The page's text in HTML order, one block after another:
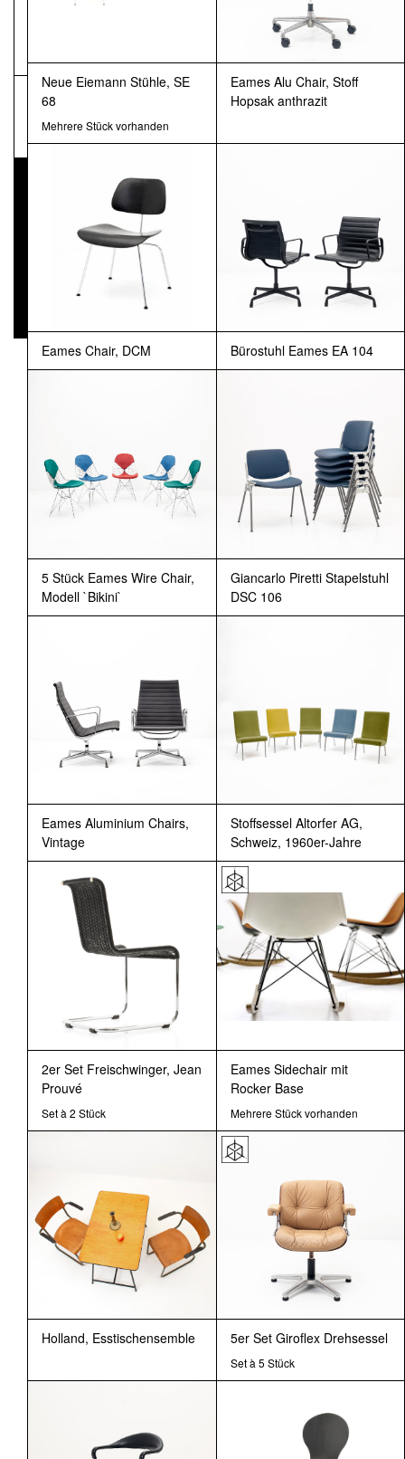
Neue Eiemann Stühle, SE
68
Mehrere Stück vorhanden
Eames Alu Chair, Stoff
Hopsak anthrazit
Eames Chair, DCM Bürostuhl Eames EA 104
5 Stück Eames Wire Chair,
Modell `Bikini`
Giancarlo Piretti Stapelstuhl
DSC 106
Eames Aluminium Chairs,
Vintage
Stoffsessel Altorfer AG,
Schweiz, 1960er-Jahre
2er Set Freischwinger, Jean
Prouvé
Set à 2 Stück
Eames Sidechair mit
Rocker Base
Mehrere Stück vorhanden
Holland, Esstischensemble 5er Set Giroflex Drehsessel
Set à 5 Stück
NEWSLETTER
Pressematerial